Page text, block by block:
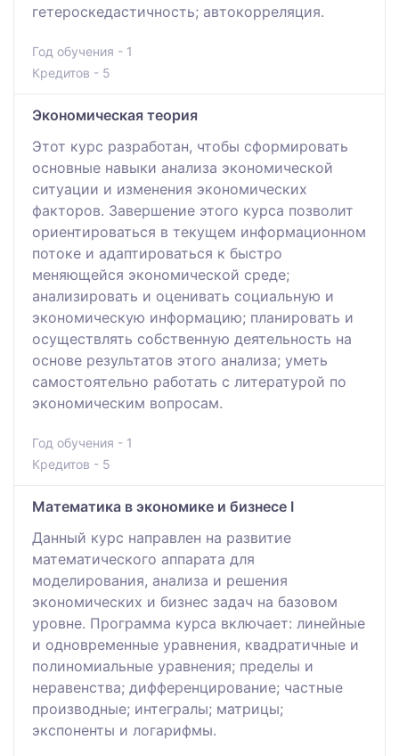
гетероскедастичность; автокорреляция.
Год обучения - 1
Кредитов - 5
Экономическая теория
Этот курс разработан, чтобы сформировать
основные навыки анализа экономической
ситуации и изменения экономических
факторов. Завершение этого курса позволит
ориентироваться в текущем информационном
потоке и адаптироваться к быстро
меняющейся экономической среде;
анализировать и оценивать социальную и
экономическую информацию; планировать и
осуществлять собственную деятельность на
основе результатов этого анализа; уметь
самостоятельно работать с литературой по
экономическим вопросам.
Год обучения - 1
Кредитов - 5
Математика в экономике и бизнесе I
Данный курс направлен на развитие
математического аппарата для
моделирования, анализа и решения
экономических и бизнес задач на базовом
уровне. Программа курса включает: линейные
и одновременные уравнения, квадратичные и
полиномиальные уравнения; пределы и
неравенства; дифференцирование; частные
производные; интегралы; матрицы;
экспоненты и логарифмы.